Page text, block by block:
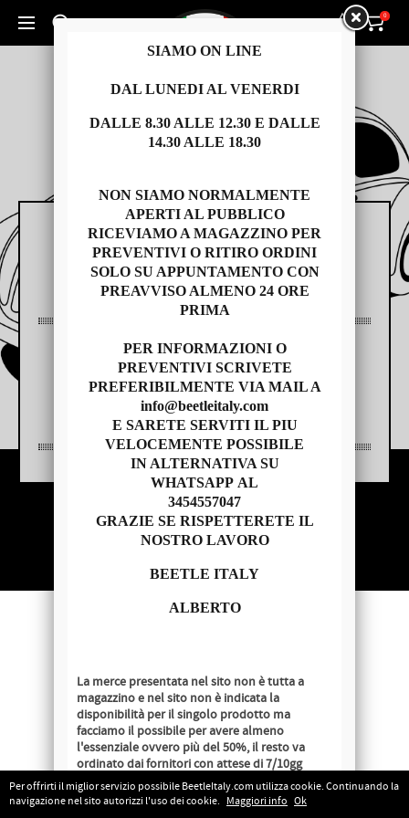
Cerca un prodotto... 0 0
Per offrirti il miglior servizio possibile BeetleItaly.com utilizza cookie. Continuando la
navigazione nel sito autorizzi l'uso dei cookie. Maggiori info Ok
RICAMBI
AUTO USATE
Copyright © 2014 - BEETLE ITALY
P.IVA 04209620279
SIAMO ON LINE
DAL LUNEDI AL VENERDI
DALLE 8.30 ALLE 12.30 E DALLE
14.30 ALLE 18.30
NON SIAMO NORMALMENTE
APERTI AL PUBBLICO
RICEVIAMO A MAGAZZINO PER
PREVENTIVI O RITIRO ORDINI
SOLO SU APPUNTAMENTO CON
PREAVVISO ALMENO 24 ORE
PRIMA
PER INFORMAZIONI O
PREVENTIVI SCRIVETE
PREFERIBILMENTE VIA MAIL A
info@beetleitaly.com
E SARETE SERVITI IL PIU
VELOCEMENTE POSSIBILE
IN ALTERNATIVA SU
WHATSAPP AL
3454557047
GRAZIE SE RISPETTERETE IL
NOSTRO LAVORO
BEETLE ITALY
ALBERTO
La merce presentata nel sito non è tutta a
magazzino e nel sito non è indicata la
disponibilità per il singolo prodotto ma
facciamo il possibile per avere almeno
l'essenziale ovvero più del 50%, il resto va
ordinato dai fornitori con attese di 7/10gg
lavorativi salvo disponibilità al momento
dell'ordine.